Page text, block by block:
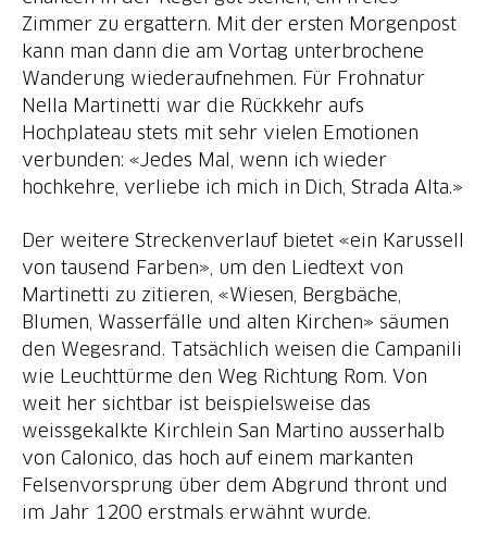
Zimmer zu ergattern. Mit der ersten Morgenpost
kann man dann die am Vortag unterbrochene
Wanderung wiederaufnehmen. Für Frohnatur
Nella Martinetti war die Rückkehr aufs
Hochplateau stets mit sehr vielen Emotionen
verbunden: «Jedes Mal, wenn ich wieder
hochkehre, verliebe ich mich in Dich, Strada Alta.»
Der weitere Streckenverlauf bietet «ein Karussell
von tausend Farben», um den Liedtext von
Martinetti zu zitieren, «Wiesen, Bergbäche,
Blumen, Wasserfälle und alten Kirchen» säumen
den Wegesrand. Tatsächlich weisen die Campanili
wie Leuchttürme den Weg Richtung Rom. Von
weit her sichtbar ist beispielsweise das
weissgekalkte Kirchlein San Martino ausserhalb
von Calonico, das hoch auf einem markanten
Felsenvorsprung über dem Abgrund thront und
im Jahr 1200 erstmals erwähnt wurde.